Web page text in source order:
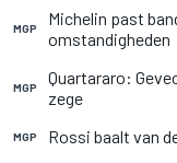
MGP
Michelin past
omstandigheden
MGP
Quartararo:
zege
MGP Rossi baalt van